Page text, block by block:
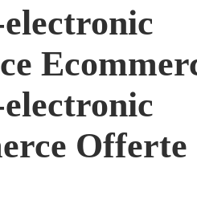
Ecommerce nel
Sito di Annunci nel
Offerte